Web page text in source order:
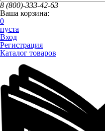
8 (800)-333-42-63
Ваша корзина:
0
пуста
Вход
Регистрация
Каталог товаров